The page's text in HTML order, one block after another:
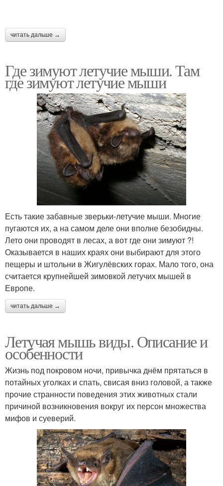
читать дальше →
Где зимуют летучие мыши. Там
где зимуют летучие мыши
Есть такие забавные зверьки-летучие мыши. Многие
пугаются их, а на самом деле они вполне безобидны.
Лето они проводят в лесах, а вот где они зимуют ?!
Оказывается в наших краях они выбирают для этого
пещеры и штольни в Жигулёвских горах. Мало того, она
считается крупнейшей зимовкой летучих мышей в
Европе.
читать дальше →
Летучая мышь виды. Описание и
особенности
Жизнь под покровом ночи, привычка днём прятаться в
потайных уголках и спать, свисая вниз головой, а также
прочие странности поведения этих животных стали
причиной возникновения вокруг их персон множества
мифов и суеверий.